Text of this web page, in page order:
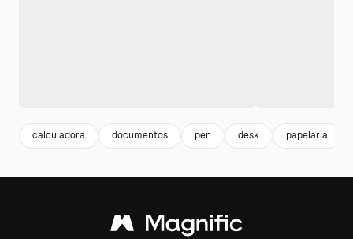
calculadora documentos pen desk papelaria